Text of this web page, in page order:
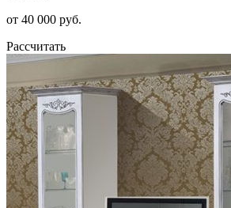
от 40 000 руб.
Рассчитать